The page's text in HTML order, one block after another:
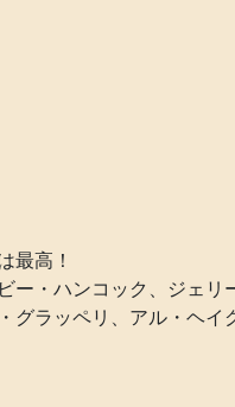
最高！
ー・ハンコック、ジェリ
グラッペリ、アル・ヘイ